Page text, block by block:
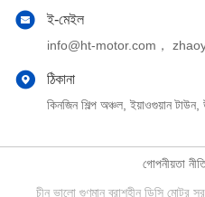
ই-মেইল
info@ht-motor.com，
ঠিকানা
কিনজিন শিল্প অঞ্চল, ইয়াওগুয়ান
গোপনীয়তা
চীন ভালো গুণমান ব্রাশহীন ডিসি